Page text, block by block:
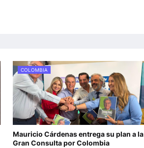
COLOMBIA
Mauricio Cárdenas entrega su plan a la
Gran Consulta por Colombia